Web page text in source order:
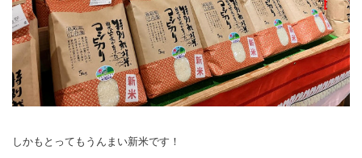
しかもとってもうんまい新米です！